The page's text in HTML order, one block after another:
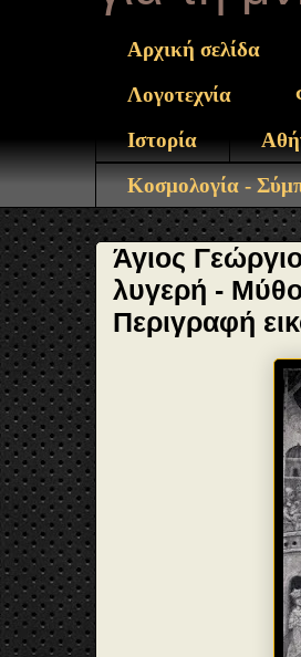
Αρχική σελίδα
Λογοτεχνία
Ιστορία
Κοσμολογία -
Άγιος
λυγερή -
Περιγραφή